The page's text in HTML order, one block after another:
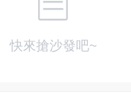
快來搶沙發吧~